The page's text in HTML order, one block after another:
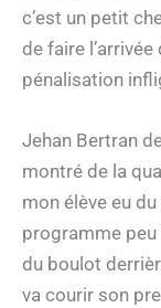
c’est un petit
de faire
pénalisation
Jehan Bertran
montré de la
mon élève eu
programme
du boulot
va courir son